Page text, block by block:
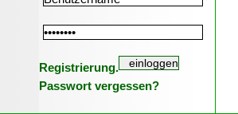
Registrierung.
Passwort vergessen?